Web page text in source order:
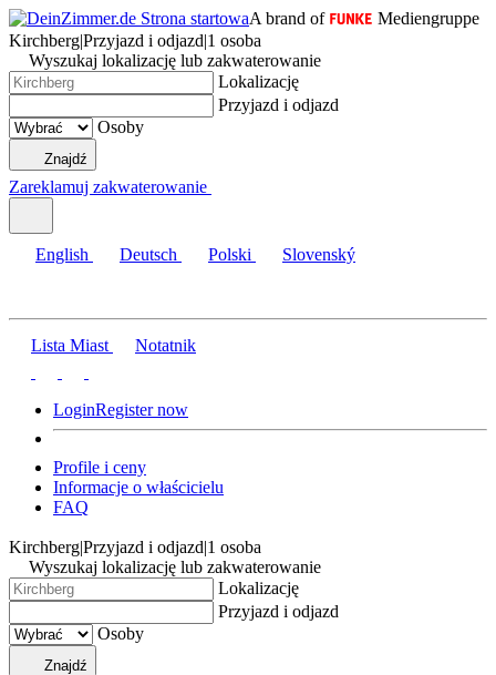
A brand of
Mediengruppe
Kirchberg|Przyjazd i odjazd|1 osoba
Wyszukaj lokalizację lub zakwaterowanie
Lokalizację
Przyjazd i odjazd
Osoby
Znajdź
Zareklamuj zakwaterowanie
English Deutsch Polski Slovenský
Lista Miast Notatnik
LoginRegister now
Profile i ceny
Informacje o właścicielu
FAQ
Kirchberg|Przyjazd i odjazd|1 osoba
Wyszukaj lokalizację lub zakwaterowanie
Lokalizację
Przyjazd i odjazd
Osoby
Znajdź